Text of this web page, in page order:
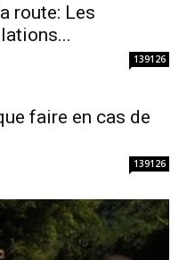
route: Les
139126
faire en cas de
139126